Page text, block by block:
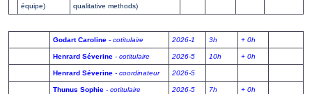
équipe)
qualitative methods)
Godart Caroline - cotitulaire 2026-1 3h + 0h
Henrard Séverine - cotitulaire 2026-5 10h + 0h
Henrard Séverine - coordinateur 2026-5
Thunus Sophie - cotitulaire 2026-5 7h + 0h